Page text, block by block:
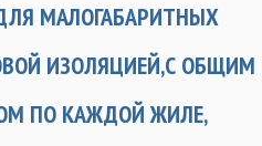
МАЛОГАБАРИТНЫХ
ИЗОЛЯЦИЕЙ,С ОБЩИМ
ПО КАЖДОЙ ЖИЛЕ,